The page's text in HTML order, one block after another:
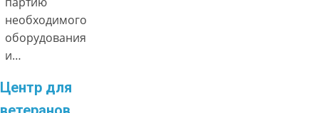
необходимого
оборудования
и…
Центр для